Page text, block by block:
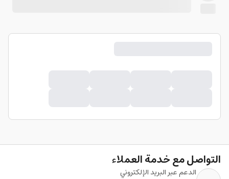
التواصل مع خدمة العملاء
الدعم عبر البريد الإلكتروني